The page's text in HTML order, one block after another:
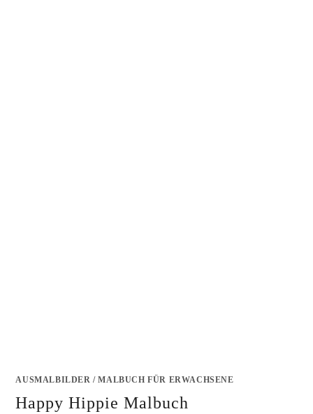
AUSMALBILDER /MALBUCH FÜR ERWACHSENE
Happy Hippie Malbuch